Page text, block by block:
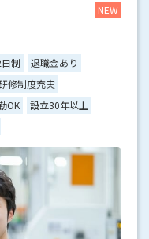
制
退職金あり
修制度充実
OK
設立30年以上